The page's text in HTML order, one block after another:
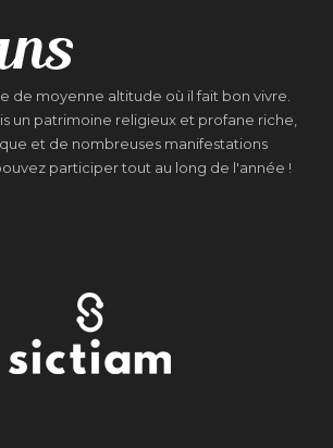
de moyenne altitude où il fait bon vivre.
un patrimoine religieux et profane riche,
et de nombreuses manifestations
participer tout au long de l'année !